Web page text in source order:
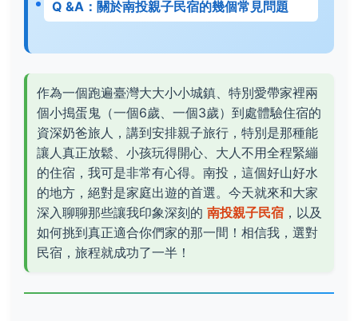
Q &A：關於南投親子民宿的幾個常見問題
作為一個跑遍臺灣大大小小城鎮、特別愛帶家裡兩
個小搗蛋鬼（一個6歲、一個3歲）到處體驗住宿的
資深奶爸旅人，講到安排親子旅行，特別是那種能
讓人真正放鬆、小孩玩得開心、大人不用全程緊繃
的住宿，我可是非常有心得。南投，這個好山好水
的地方，絕對是家庭出遊的首選。今天就來和大家
深入聊聊那些讓我印象深刻的 南投親子民宿 ，以及
如何挑到真正適合你們家的那一間！相信我，選對
民宿，旅程就成功了一半！